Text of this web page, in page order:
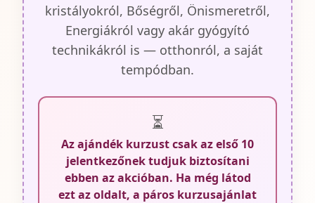
kristályokról, Bőségről, Önismeretről,
Energiákról vagy akár gyógyító
technikákról is — otthonról, a saját
tempódban.
⏳
Az ajándék kurzust csak az első 10
jelentkezőnek tudjuk biztosítani
ebben az akcióban. Ha még látod
ezt az oldalt, a páros kurzusajánlat